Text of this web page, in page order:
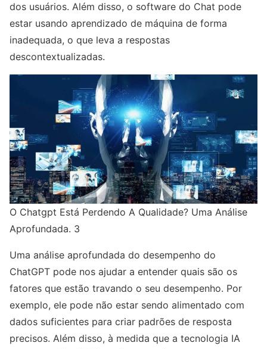
dos usuários. Além disso, o software do Chat pode
estar usando aprendizado de máquina de forma
inadequada, o que leva a respostas
descontextualizadas.
O Chatgpt Está Perdendo A Qualidade? Uma Análise
Aprofundada. 3
Uma análise aprofundada do desempenho do
ChatGPT pode nos ajudar a entender quais são os
fatores que estão travando o seu desempenho. Por
exemplo, ele pode não estar sendo alimentado com
dados suficientes para criar padrões de resposta
precisos. Além disso, à medida que a tecnologia IA